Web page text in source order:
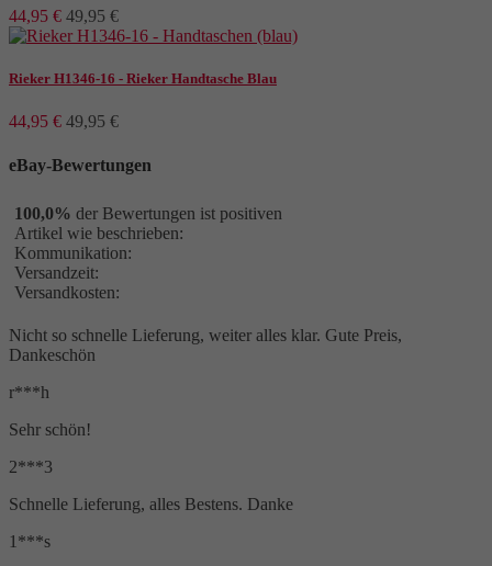
44,95 € 49,95 €
Rieker H1346-16 - Rieker Handtasche Blau
44,95 € 49,95 €
eBay-Bewertungen
100,0% der Bewertungen ist positiven
Artikel wie beschrieben:
Kommunikation:
Versandzeit:
Versandkosten:
Nicht so schnelle Lieferung, weiter alles klar. Gute Preis,
Dankeschön
r***h
Sehr schön!
2***3
Schnelle Lieferung, alles Bestens. Danke
1***s